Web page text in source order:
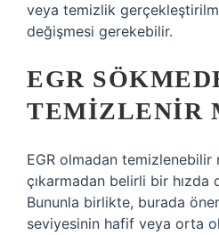
veya temizlik
değişmesi gerekebilir.
EGR
TEMIZLENIR
EGR olmadan temizlenebilir
çıkarmadan belirli bir hızda
Bununla birlikte, burada
seviyesinin hafif veya orta